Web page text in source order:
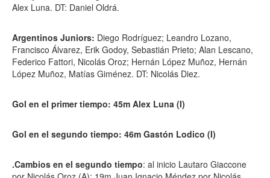
Alex Luna. DT: Daniel Oldrá.
Argentinos Juniors: Diego Rodríguez; Leandro Lozano,
Francisco Álvarez, Erik Godoy, Sebastián Prieto; Alan Lescano,
Federico Fattori, Nicolás Oroz; Hernán López Muñoz, Hernán
López Muñoz, Matías Giménez. DT: Nicolás Diez.
Gol en el primer tiempo: 45m Alex Luna (I)
Gol en el segundo tiempo: 46m Gastón Lodico (I)
.Cambios en el segundo tiempo: al inicio Lautaro Giaccone